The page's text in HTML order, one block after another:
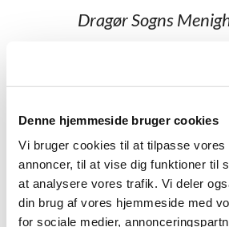
Denne hjemmeside bruger cookies
Vi bruger cookies til at tilpasse vores
annoncer, til at vise dig funktioner til
at analysere vores trafik. Vi deler
din brug af vores hjemmeside med
for sociale medier,
Dragør Sogns
Helle Bjorholm,
Oversigt over
Jørgen Palm Petersen
Dirch